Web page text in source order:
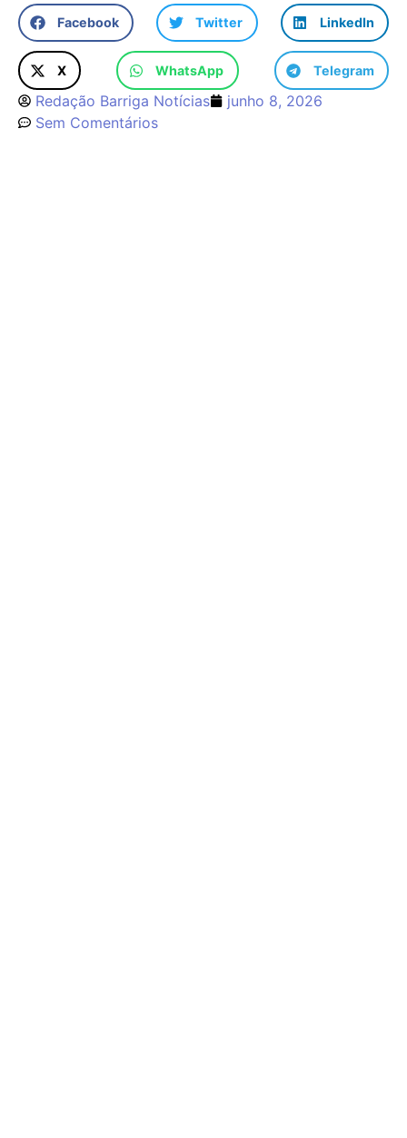
Facebook Twitter LinkedIn
X WhatsApp Telegram
Redação Barriga Notícias
junho 8, 2026
Sem Comentários